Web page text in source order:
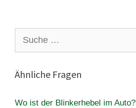
nach:
Ähnliche Fragen
Wo ist der Blinkerhebel im Auto?